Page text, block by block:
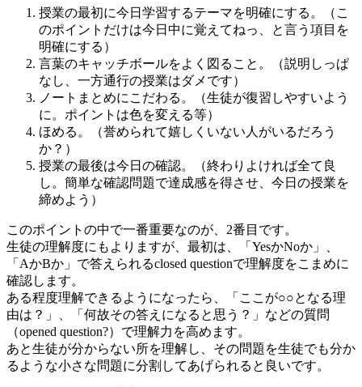
授業の最初に今日学習するテーマを明確にする。（こ
のポイントだけは今日中に覚えてねっ、と言う項目を
明確にする）
言葉のキャッチボールをよく図ること。（説明しっぱ
なし、一方通行の授業はダメです）
ノートまとめにこだわる。（生徒が復習しやすいよう
に。ポイントは色を変える等）
ほめる。（誉められて嬉しくいない人がいるだろう
か？）
授業の最後は今日の確認。（終わりよければ全て良
し。簡単な確認問題で達成感を得させ、今日の授業を
締めよう）
このポイントの中で一番重要なのが、2番目です。
生徒の理解度にもよりますが、最初は、「YesかNoか」、
「AかBか」で答えられるclosed questionで理解度をこまめに
確認します。
ある程度理解できるようになったら、「ここが○○となる理
由は？」、「何故その答えになると思う？」などの質問
（opened question?）で理解力を高めます。
あと生徒が分からない所を理解し、その問題を生徒でも分か
るような小さな問題に分割してあげられると良いです。